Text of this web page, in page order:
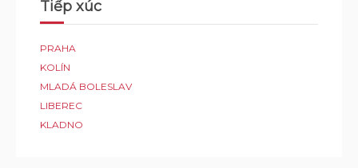
Tiếp xúc
PRAHA
KOLÍN
MLADÁ BOLESLAV
LIBEREC
KLADNO